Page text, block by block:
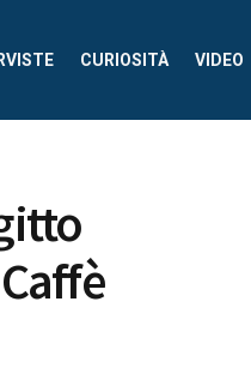
CURIOSITÀ VIDEO